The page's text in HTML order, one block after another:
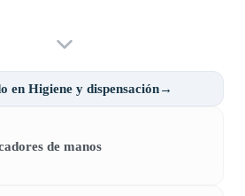
en Higiene y dispensación→
de manos